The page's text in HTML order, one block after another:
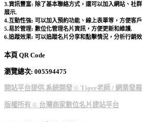
3.資訊豐富: 除了基本聯絡方式，還可以加入網站、社
展示.
4.互動性強: 可以加入預約功能、線上表單等，方便客
5.易於管理: 數位化管理名片資訊，方便更新和維護.
6.追蹤效果: 可以追蹤名片分享和點擊情況，分析行銷
本頁 QR Code
瀏覽總次: 005594475
開站平台提供,系統開發 © Tiger老師 / 網業發
版權所有 © 台灣商家數位名片建站平台